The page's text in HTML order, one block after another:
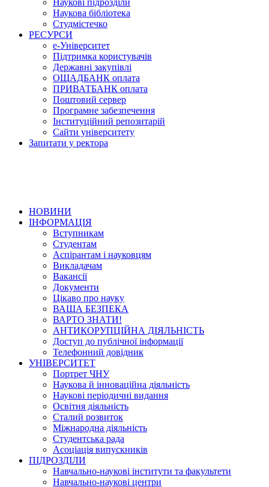
Наукова бібліотека
Студмістечко
РЕСУРСИ
е-Університет
Підтримка користувачів
Державні закупівлі
ОЩАДБАНК оплата
ПРИВАТБАНК оплата
Поштовий сервер
Програмне забезпечення
Інституційний репозитарій
Сайти університету
Запитати у ректора
НОВИНИ
ІНФОРМАЦІЯ
Вступникам
Студентам
Аспірантам і науковцям
Викладачам
Вакансії
Документи
Цікаво про науку
ВАША БЕЗПЕКА
ВАРТО ЗНАТИ!
АНТИКОРУПЦІЙНА ДІЯЛЬНІСТЬ
Доступ до публічної інформації
Телефонний довідник
УНІВЕРСИТЕТ
Портрет ЧНУ
Наукова й інноваційна діяльність
Наукові періодичні видання
Освітня діяльність
Сталий розвиток
Міжнародна діяльність
Студентська рада
Асоціація випускників
ПІДРОЗДІЛИ
Навчально-наукові інститути та факультети
Навчально-наукові центри